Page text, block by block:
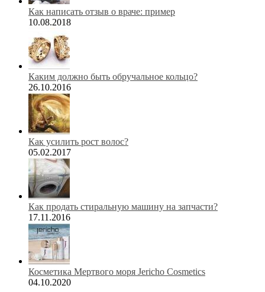
Как написать отзыв о враче: пример
10.08.2018
Каким должно быть обручальное кольцо?
26.10.2016
Как усилить рост волос?
05.02.2017
Как продать стиральную машину на запчасти?
17.11.2016
Косметика Мертвого моря Jericho Cosmetics
04.10.2020